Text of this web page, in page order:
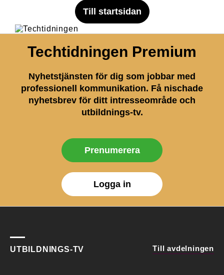
Till startsidan
Techtidningen Premium
Nyhetstjänsten för dig som jobbar med
professionell kommunikation. Få nischade
nyhetsbrev för ditt intresseområde och
utbildnings-tv.
Prenumerera
Logga in
UTBILDNINGS-TV Till avdelningen